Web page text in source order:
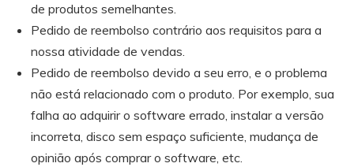
de produtos semelhantes.
Pedido de reembolso contrário aos requisitos para a
nossa atividade de vendas.
Pedido de reembolso devido a seu erro, e o problema
não está relacionado com o produto. Por exemplo, sua
falha ao adquirir o software errado, instalar a versão
incorreta, disco sem espaço suficiente, mudança de
opinião após comprar o software, etc.